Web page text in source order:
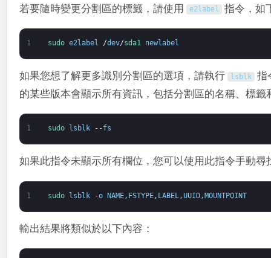
若要隨時變更分割區的標籤，請使用 e2label 指令，如
1 sudo e2label /dev/sda1 newlabel
如果您想了解更多識別分割區的選項，請執行 lsblk 指
的某些版本會顯示所有資訊，包括分割區的名稱、標籤
1 sudo lsblk --fs
如果此指令未顯示所有欄位，您可以使用此指令手動尋
1 sudo lsblk -o NAME, FSTYPE, LABEL ,UUID,MOUNTPOINT
輸出結果將類似於以下內容：